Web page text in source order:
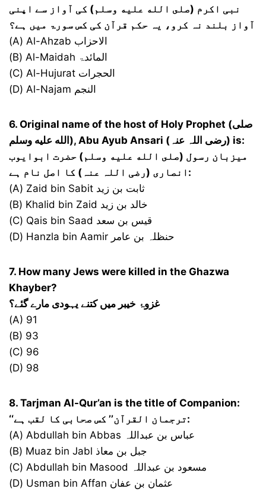
نبی اکرم (صلى الله عليه وسلم) کی آواز سے اپنی
آواز بلند نہ کرو، یہ حکم قرآن کی کس سورۃ میں ہے؟
(A) Al-Ahzab الاحزاب
(B) Al-Maidah المائدۃ
(C) Al-Hujurat الحجرات
(D) Al-Najam النجم
6. Original name of the host of Holy Prophet (صلى
الله عليه وسلم), Abu Ayub Ansari (رضی اللہ عنہ) is:
میزبان رسول (صلى الله عليه وسلم) حضرت ابوایوب
انصاری (رضی اللہ عنہ) کا اصل نام ہے:
(A) Zaid bin Sabit ثابت بن زید
(B) Khalid bin Zaid خالد بن زید
(C) Qais bin Saad قیس بن سعد
(D) Hanzla bin Aamir حنظلہ بن عامر
7. How many Jews were killed in the Ghazwa
Khayber?
غزوۂ خیبر میں کتنے یہودی مارے گئے؟
(A) 91
(B) 93
(C) 96
(D) 98
8. Tarjman Al-Qur’an is the title of Companion:
‘‘ترجمان القرآن’’ کس صحابی کا لقب ہے:
(A) Abdullah bin Abbas عباس بن عبداللہ
(B) Muaz bin Jabl جبل بن معاذ
(C) Abdullah bin Masood مسعود بن عبداللہ
(D) Usman bin Affan عثمان بن عفان